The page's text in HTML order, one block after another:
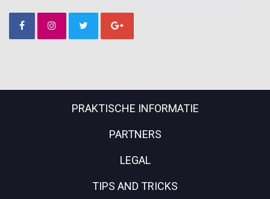
PRAKTISCHE INFORMATIE
PARTNERS
LEGAL
TIPS AND TRICKS